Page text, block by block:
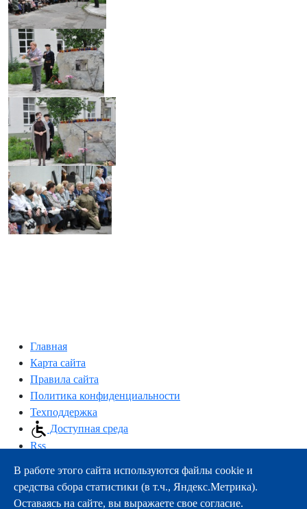
Главная
Карта сайта
Правила сайта
Политика конфиденциальности
Техподдержка
Доступная среда
Rss
163000, г.Архангельск, пр-т Троицкий, 51
тел.:+7 (8182) 21-11-63
e-mail:info@nsmu.ru
В работе этого сайта используются файлы cookie и
средства сбора статистики (в т.ч., Яндекс.Метрика).
Оставаясь на сайте, вы выражаете свое согласие.